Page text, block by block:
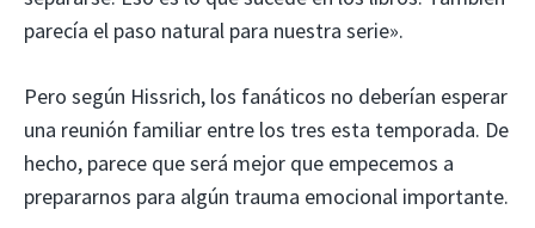
parecía el paso natural para nuestra serie».
Pero según Hissrich, los fanáticos no deberían esperar
una reunión familiar entre los tres esta temporada. De
hecho, parece que será mejor que empecemos a
prepararnos para algún trauma emocional importante.